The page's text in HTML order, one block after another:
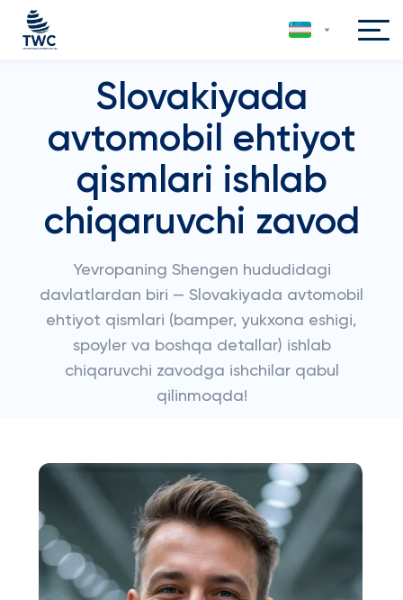
Slovakiyada
avtomobil ehtiyot
qismlari ishlab
chiqaruvchi zavod
Yevropaning Shengen hududidagi
davlatlardan biri — Slovakiyada avtomobil
ehtiyot qismlari (bamper, yukxona eshigi,
spoyler va boshqa detallar) ishlab
chiqaruvchi zavodga ishchilar qabul
qilinmoqda!